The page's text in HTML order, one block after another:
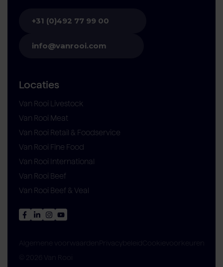
+31 (0)492 77 99 00
info@vanrooi.com
Locaties
Van Rooi Livestock
Van Rooi Meat
Van Rooi Retail & Foodservice
Van Rooi Fine Food
Van Rooi International
Van Rooi Beef
Van Rooi Beef & Veal